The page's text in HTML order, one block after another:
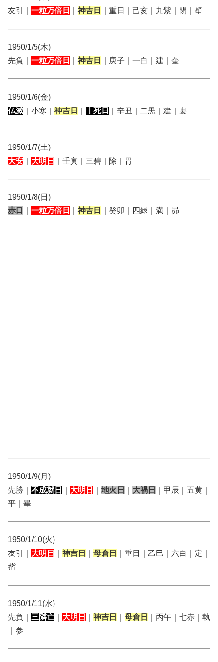
友引｜ 一粒万倍日 神吉日 ｜重日｜己亥｜九紫｜閉｜壁
1950/1/5(木)
先負｜ 一粒万倍日 神吉日 ｜庚子｜一白｜建｜奎
1950/1/6(金)
仏滅 ｜小寒｜ 神吉日 十死日 ｜辛丑｜二黒｜建｜婁
1950/1/7(土)
大安
大明日 ｜壬寅｜三碧｜除｜胃
1950/1/8(日)
赤口
一粒万倍日 神吉日 ｜癸卯｜四緑｜満｜昴
1950/1/9(月)
先勝｜ 不成就日 大明日 地火日 大禍日
｜甲辰｜五黄｜
平｜畢
1950/1/10(火)
友引｜ 大明日 神吉日 母倉日
｜重日｜乙巳｜六白｜定｜
觜
1950/1/11(水)
先負｜ 三隣亡 大明日 神吉日 母倉日
｜丙午｜七赤｜執
｜参